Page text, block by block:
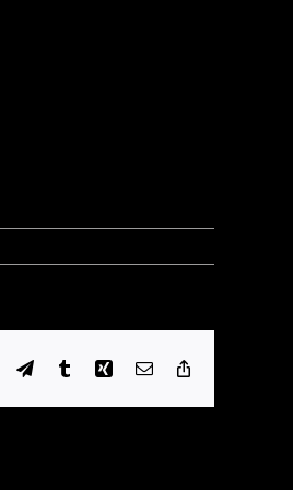
TelegramTumblrXing E-